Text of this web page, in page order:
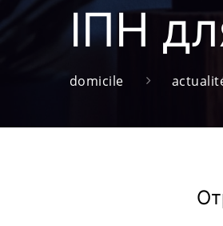
ІПН
domicile